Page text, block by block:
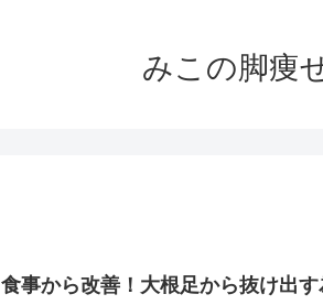
みこの脚痩
食事から改善！大根足から抜け出